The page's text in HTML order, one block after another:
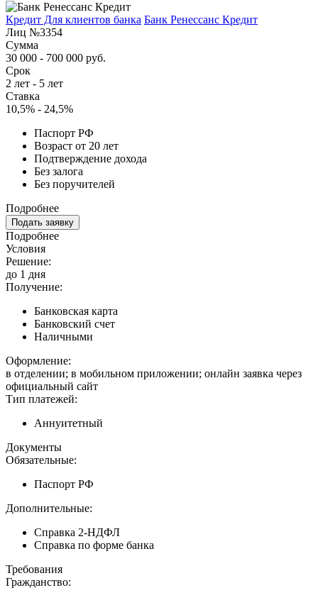
Кредит Для клиентов банка Банк Ренессанс Кредит
Лиц №3354
Сумма
30 000 - 700 000 руб.
Срок
2 лет - 5 лет
Ставка
10,5% - 24,5%
Паспорт РФ
Возраст от 20 лет
Подтверждение дохода
Без залога
Без поручителей
Подробнее
Подать заявку
Подробнее
Условия
Решение:
до 1 дня
Получение:
Банковская карта
Банковский счет
Наличными
Оформление:
в отделении; в мобильном приложении; онлайн заявка через
официальный сайт
Тип платежей:
Аннуитетный
Документы
Обязательные:
Паспорт РФ
Дополнительные:
Справка 2-НДФЛ
Справка по форме банка
Требования
Гражданство: